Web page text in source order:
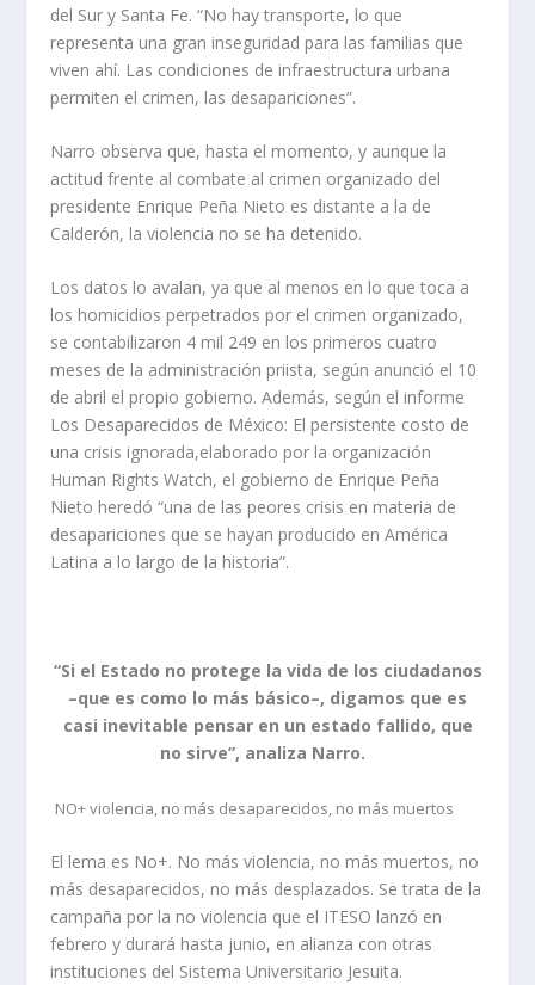
del Sur y Santa Fe. “No hay transporte, lo que
representa una gran inseguridad para las familias que
viven ahí. Las condiciones de infraestructura urbana
permiten el crimen, las desapariciones”.
Narro observa que, hasta el momento, y aunque la
actitud frente al combate al crimen organizado del
presidente Enrique Peña Nieto es distante a la de
Calderón, la violencia no se ha detenido.
Los datos lo avalan, ya que al menos en lo que toca a
los homicidios perpetrados por el crimen organizado,
se contabilizaron 4 mil 249 en los primeros cuatro
meses de la administración priista, según anunció el 10
de abril el propio gobierno. Además, según el informe
Los Desaparecidos de México: El persistente costo de
una crisis ignorada,elaborado por la organización
Human Rights Watch, el gobierno de Enrique Peña
Nieto heredó “una de las peores crisis en materia de
desapariciones que se hayan producido en América
Latina a lo largo de la historia”.
“Si el Estado no protege la vida de los ciudadanos
–que es como lo más básico–, digamos que es
casi inevitable pensar en un estado fallido, que
no sirve”, analiza Narro.
NO+violencia, no más desaparecidos, no más muertos
El lema es No+. No más violencia, no más muertos, no
más desaparecidos, no más desplazados. Se trata de la
campaña por la no violencia que el ITESO lanzó en
febrero y durará hasta junio, en alianza con otras
instituciones del Sistema Universitario Jesuita.